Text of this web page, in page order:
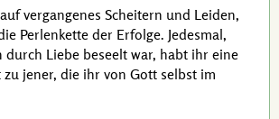
vergangenes Scheitern und Leiden,
Perlenkette der Erfolge. Jedesmal,
durch Liebe beseelt war, habt ihr eine
zu jener, die ihr von Gott selbst im